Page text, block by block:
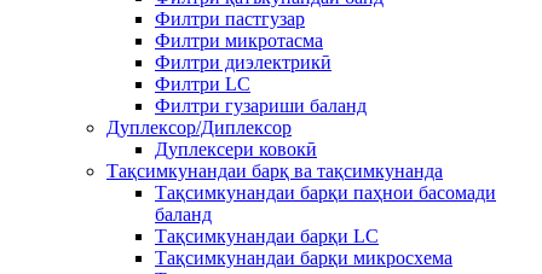
Филтри пастгузар
Филтри микротасма
Филтри диэлектрикӣ
Филтри LC
Филтри гузариши баланд
Дуплексор/Диплексор
Дуплексери ковокӣ
Тақсимкунандаи барқ ​​ва тақсимкунанда
Тақсимкунандаи барқи паҳнои басомади
баланд
Тақсимкунандаи барқи LC
Тақсимкунандаи барқи микросхема